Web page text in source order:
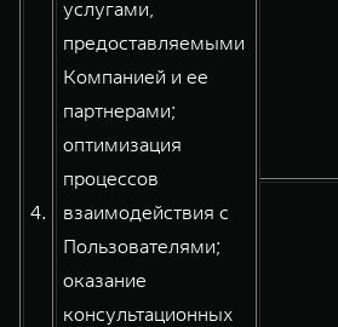
4.
услугами,
предоставляемыми
Компанией и ее
партнерами;
оптимизация
процессов
взаимодействия с
Пользователями;
оказание
консультационных